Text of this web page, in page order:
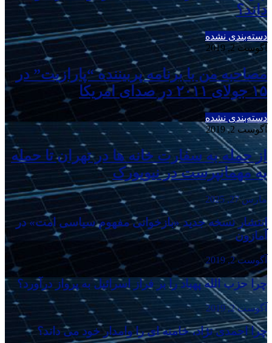
داند؟
دسته‌بندی نشده
آگوست 2, 2019
مصاحبه من با برنامه پربیننده “پارازیت” در
۱۵ جولای ۲۰۱۱ در صدای امریکا
دسته‌بندی نشده
آگوست 2, 2019
از حمله به سفارت خانه ها در تهران تا حمله
به مهمانپرست در نیویورک
مارس 27, 2025
انتشار نسخه جدید «بازخوانی مفهوم سیاسی امت» در
آمازون
آگوست 2, 2019
چرا حزب الله پهباد را بر فراز اسرائیل به پرواز درآورد؟
آگوست 2, 2019
چرا احمدی نژاد، خامنه ای را وامدار خود می داند؟